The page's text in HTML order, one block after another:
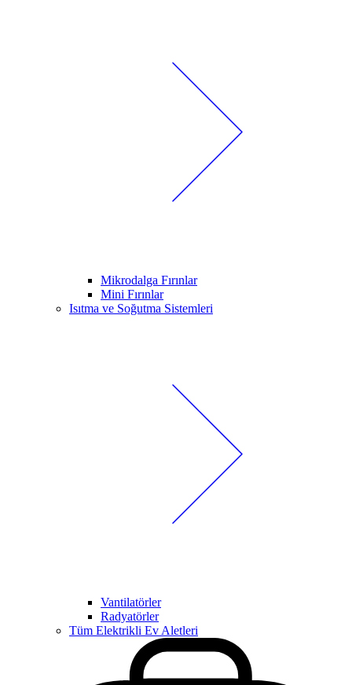
Mikrodalga Fırınlar
Mini Fırınlar
Isıtma ve Soğutma Sistemleri
Vantilatörler
Radyatörler
Tüm Elektrikli Ev Aletleri